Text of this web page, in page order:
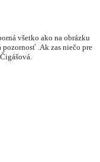
všetko ako na obrázku
pozornosť .Ak zas niečo pre